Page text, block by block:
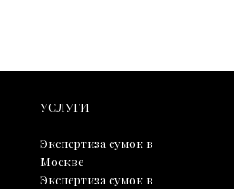
УСЛУГИ
Экспертиза сумок в
Москве
Экспертиза сумок в